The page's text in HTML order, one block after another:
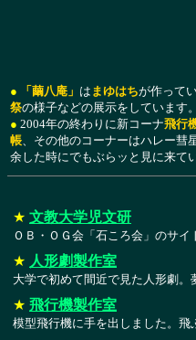
● 「繭八庵」 は まゆはちが作って
祭の様子などの展示をしています。
● 2004年の終わりに新コーナ飛行
帳、その他のコーナーはハレー彗
余した時にでもぶらッと見に来て
★ 文教大学児文研
ＯＢ・ＯＧ会「石ころ会」のサ
★ 人形劇製作室
大学で初めて間近で見た人形劇
★ 飛行機製作室
模型飛行機に手を出しました。飛